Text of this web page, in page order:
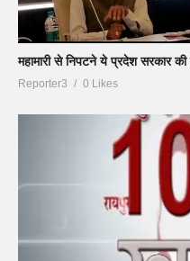
महामारी से निपटने ये प्रदेश सरकार
Reporter3 0 Likes